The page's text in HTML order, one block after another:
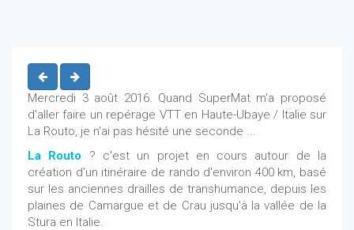
Mercredi 3 août 2016. Quand SuperMat m'a proposé
d'aller faire un repérage VTT en Haute-Ubaye / Italie sur
La Routo, je n'ai pas hésité une seconde ...
La Routo ? c'est un projet en cours autour de la
création d'un itinéraire de rando d'environ 400 km, basé
sur les anciennes drailles de transhumance, depuis les
plaines de Camargue et de Crau jusqu’à la vallée de la
Stura en Italie.